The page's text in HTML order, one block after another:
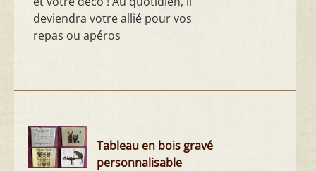
deviendra votre allié pour vos
repas ou apéros
Tableau en bois gravé
personnalisable